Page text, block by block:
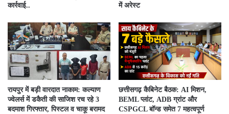
कार्रवाई..
में अरेस्ट
रायपुर में बड़ी वारदात नाकाम: कल्याण
ज्वेलर्स में डकैती की साजिश रच रहे 3
बदमाश गिरफ्तार, पिस्टल व चाकू बरामद
छत्तीसगढ़ कैबिनेट बैठक: AI मिशन,
BEML प्लांट, ADB ग्रांट और
CSPGCL बॉन्ड समेत 7 महत्वपूर्ण